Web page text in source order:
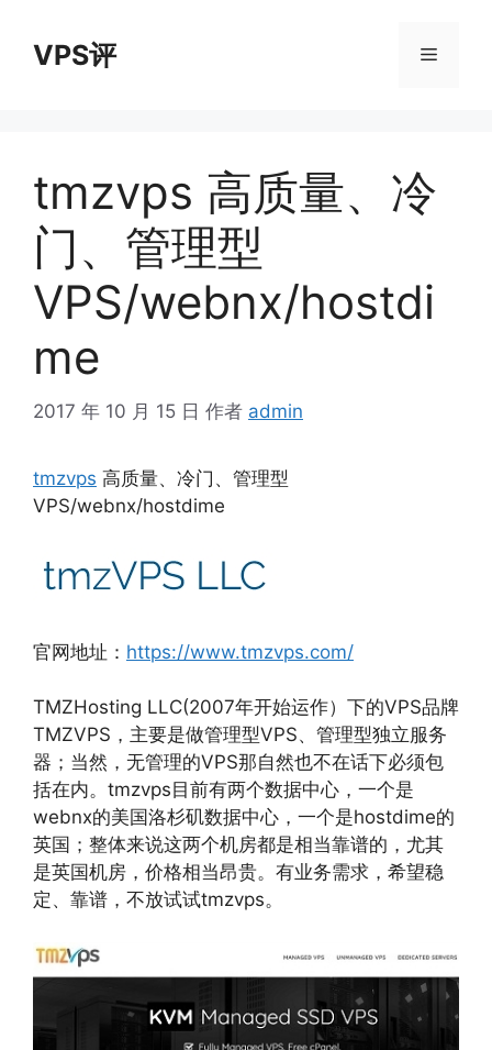
VPS评 菜
tmzvps 高质量、冷
门、管理型
VPS/webnx/hostdi
me
2017 年 10 月 15 日 作者 admin
tmzvps 高质量、冷门、管理型
VPS/webnx/hostdime
官网地址： https://www.tmzvps.com/
TMZHosting LLC(2007年开始运作）下的VPS品牌
TMZVPS，主要是做管理型VPS、管理型独立服务
器；当然，无管理的VPS那自然也不在话下必须包
括在内。tmzvps目前有两个数据中心，一个是
webnx的美国洛杉矶数据中心，一个是hostdime的
英国；整体来说这两个机房都是相当靠谱的，尤其
是英国机房，价格相当昂贵。有业务需求，希望稳
定、靠谱，不放试试tmzvps。